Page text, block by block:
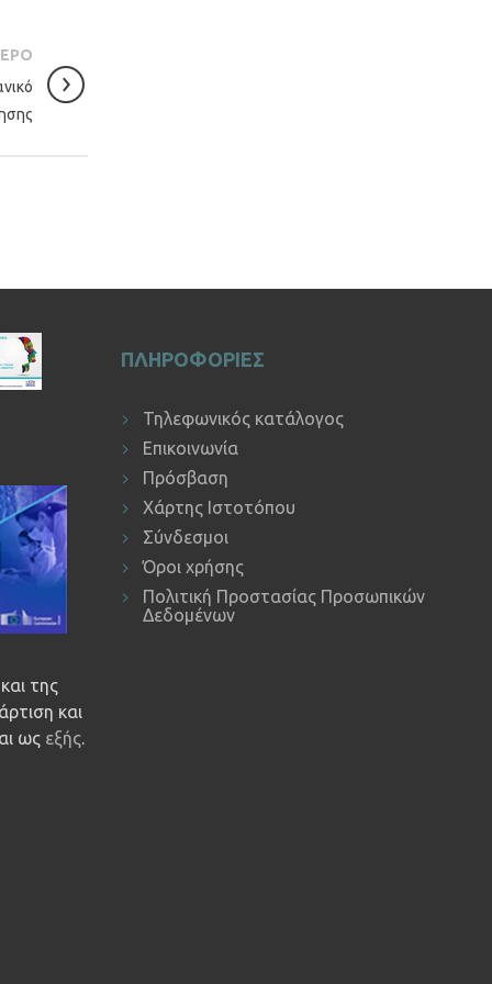
της
και
ως εξής.
ΠΛΗΡΟΦΟΡΙΕΣ
Τηλεφωνικός κατάλογος
Επικοινωνία
Πρόσβαση
Χάρτης Ιστοτόπου
Σύνδεσμοι
Όροι χρήσης
Πολιτική Προστασίας Προσωπικών
Δεδομένων